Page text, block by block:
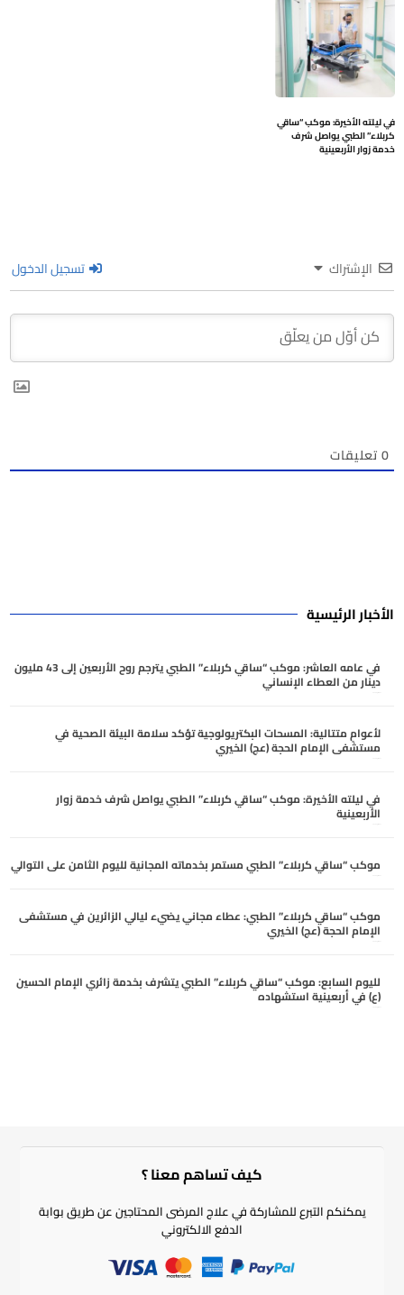
في ليلته الأخيرة: موكب “ساقي
كربلاء” الطبي يواصل شرف
خدمة زوار الأربعينية
الإشتراك تسجيل الدخول
0تعليقات
الأخبار الرئيسية
في عامه العاشر: موكب “ساقي كربلاء” الطبي يترجم روح الأربعين إلى 43 مليون
دينار من العطاء الإنساني
أغسطس 6, 2026
لأعوامٍ متتالية: المسحات البكتريولوجية تؤكد سلامة البيئة الصحية في
مستشفى الإمام الحجة (عج) الخيري
أغسطس 6, 2026
في ليلته الأخيرة: موكب “ساقي كربلاء” الطبي يواصل شرف خدمة زوار
الأربعينية
أغسطس 5, 2026
موكب “ساقي كربلاء” الطبي مستمر بخدماته المجانية لليوم الثامن على التوالي
أغسطس 5, 2026
موكب “ساقي كربلاء” الطبي: عطاء مجاني يضيء ليالي الزائرين في مستشفى
الإمام الحجة (عج) الخيري
أغسطس 4, 2026
لليوم السابع: موكب “ساقي كربلاء” الطبي يتشرف بخدمة زائري الإمام الحسين
(ع) في أربعينية استشهاده
أغسطس 4, 2026
كيف تساهم معنا ؟​
يمكنكم التبرع للمشاركة في علاج المرضى المحتاجين عن طريق بوابة
الدفع الالكتروني